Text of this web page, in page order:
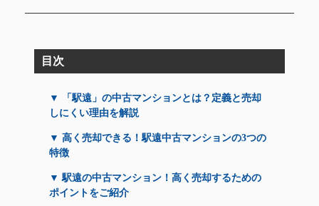
目次
▼ 「駅遠」の中古マンションとは？定義と売却
しにくい理由を解説
▼ 高く売却できる！駅遠中古マンションの3つの
特徴
▼ 駅遠の中古マンション！高く売却するための
ポイントをご紹介